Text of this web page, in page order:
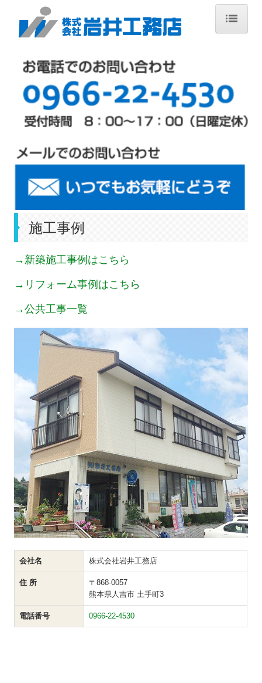
サービス内容
施工の流れ
施工事例
新築住宅施工事例
主要工事
会社概要
施工事例
→新築施工事例はこちら
→リフォーム事例はこちら
→公共工事一覧
会社名 株式会社岩井工務店
住 所
〒868-0057
熊本県人吉市 土手町3
電話番号 0966-22-4530